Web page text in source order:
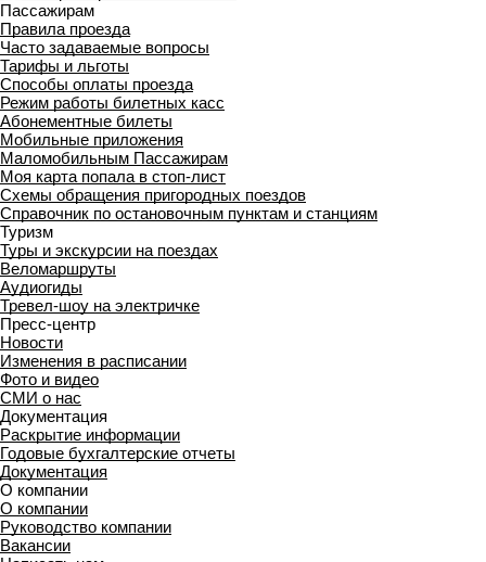
Пассажирам
Правила проезда
Часто задаваемые вопросы
Тарифы и льготы
Способы оплаты проезда
Режим работы билетных касс
Абонементные билеты
Мобильные приложения
Маломобильным Пассажирам
Моя карта попала в стоп-лист
Cхемы обращения пригородных поездов
Справочник по остановочным пунктам и станциям
Туризм
Туры и экскурсии на поездах
Веломаршруты
Аудиогиды
Тревел-шоу на электричке
Пресс-центр
Новости
Изменения в расписании
Фото и видео
СМИ о нас
Документация
Раскрытие информации
Годовые бухгалтерские отчеты
Документация
О компании
О компании
Руководство компании
Вакансии